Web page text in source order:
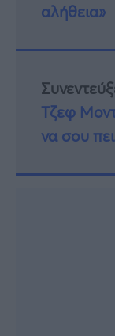
αλήθεια»
Τζεφ
να σου